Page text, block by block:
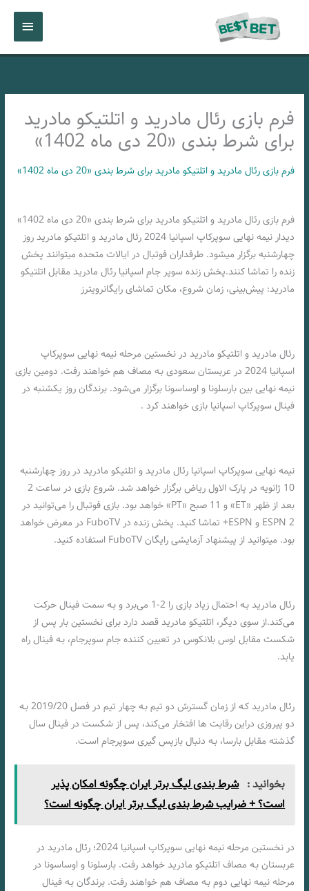
اصلی
فرم بازی رئال مادرید و اتلتیکو مادرید
برای شرط بندی «20 دی ماه 1402»
فرم بازی رئال مادرید و اتلتیکو مادرید برای شرط بندی «20 دی ماه 1402»
فرم بازی رئال مادرید و اتلتیکو مادرید برای شرط بندی «20 دی ماه 1402»
دیدار نیمه نهایی سوپرکاپ اسپانیا 2024 رئال مادرید و اتلتیکو مادرید روز
چهارشنبه برگزار میشود. طرفداران فوتبال در ایالات متحده میتوانند پخش
زنده را تماشا کنند.پخش زنده سوپر جام اسپانیا رئال مادرید مقابل اتلتیکو
مادرید: پیش‌بینی، زمان شروع، مکان تماشای رایگانرویترز
رئال مادرید و اتلتیکو مادرید در نخستین مرحله نیمه نهایی سوپرکاپ
اسپانیا 2024 در عربستان سعودی بـه مصاف هم خواهند رفت. دومین بازی
نیمه نهایی بین بارسلونا و اوساسونا برگزار می‌شود. برندگان روز یکشنبه در
فینال سوپرکاپ اسپانیا بازی خواهند کرد .
نیمه نهایی سوپرکاپ اسپانیا رئال مادرید و اتلتیکو مادرید در روز چهارشنبه
10 ژانویه در پارک الاول ریاض برگزار خواهد شد. شروع بازی در ساعت 2
بعد از ظهر «ET» و 11 صبح «PT» خواهد بود. بازی فوتبال را می‌توانید در
ESPN 2 و ESPN+ تماشا کنید. پخش زنده در FuboTV در معرض خواهد
بود. میتوانید از پیشنهاد آزمایشی رایگان FuboTV استفاده کنید.
رئال مادرید بـه احتمال زیاد بازی را 2-1 می‌برد و بـه سمت فینال حرکت
می‌کند.از سوی دیگر، اتلتیکو مادرید قصد دارد برای نخستین بار پس از
شکست مقابل لوس بلانکوس در تعیین کننده جام سوپرجام، بـه فینال راه
یابد.
رئال مادرید کـه از زمان گسترش دو تیم بـه چهار تیم در فصل 2019/20 بـه
دو پیروزی دراین رقابت ها افتخار می‌کند، پس از شکست در فینال سال
گذشته مقابل بارسا، بـه دنبال بازپس گیری سوپرجام اسـت.
بخوانید : شرط بندی لیگ برتر ایران چگونه امکان پذیر
است؟ + ضرایب شرط بندی لیگ برتر ایران چگونه است؟
در نخستین مرحله نیمه نهایی سوپرکاپ اسپانیا 2024؛ رئال مادرید در
عربستان بـه مصاف اتلتیکو مادرید خواهد رفت. بارسلونا و اوساسونا در
مرحله نیمه نهایی دوم بـه مصاف هم خواهند رفت. برندگان بـه فینال